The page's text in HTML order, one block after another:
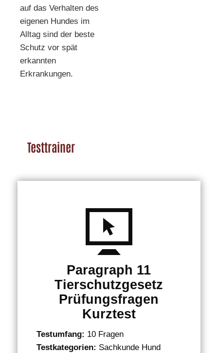
auf das Verhalten des
eigenen Hundes im
Alltag sind der beste
Schutz vor spät
erkannten
Erkrankungen.
Testtrainer
Paragraph 11
Tierschutzgesetz
Prüfungsfragen
Kurztest
Testumfang: 10 Fragen
Testkategorien: Sachkunde Hund